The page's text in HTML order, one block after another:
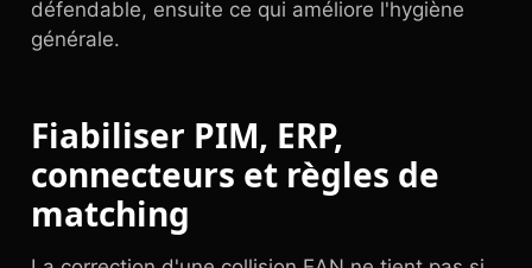
défendable, ensuite ce qui améliore l'hygiène
générale.
Fiabiliser PIM, ERP,
connecteurs et règles de
matching